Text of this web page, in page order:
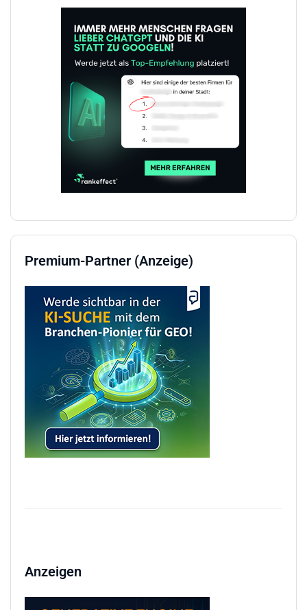
Premium-Partner (Anzeige)
Anzeigen